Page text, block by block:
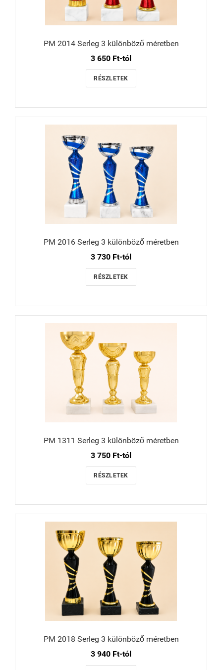
PM 2014 Serleg 3 különböző méretben
3 650 Ft-tól
RÉSZLETEK
PM 2016 Serleg 3 különböző méretben
3 730 Ft-tól
RÉSZLETEK
PM 1311 Serleg 3 különböző méretben
3 750 Ft-tól
RÉSZLETEK
PM 2018 Serleg 3 különböző méretben
3 940 Ft-tól